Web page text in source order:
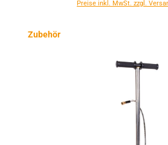
Preise inkl. MwSt. zzgl.
Produktgalerie überspringen
Zubehör